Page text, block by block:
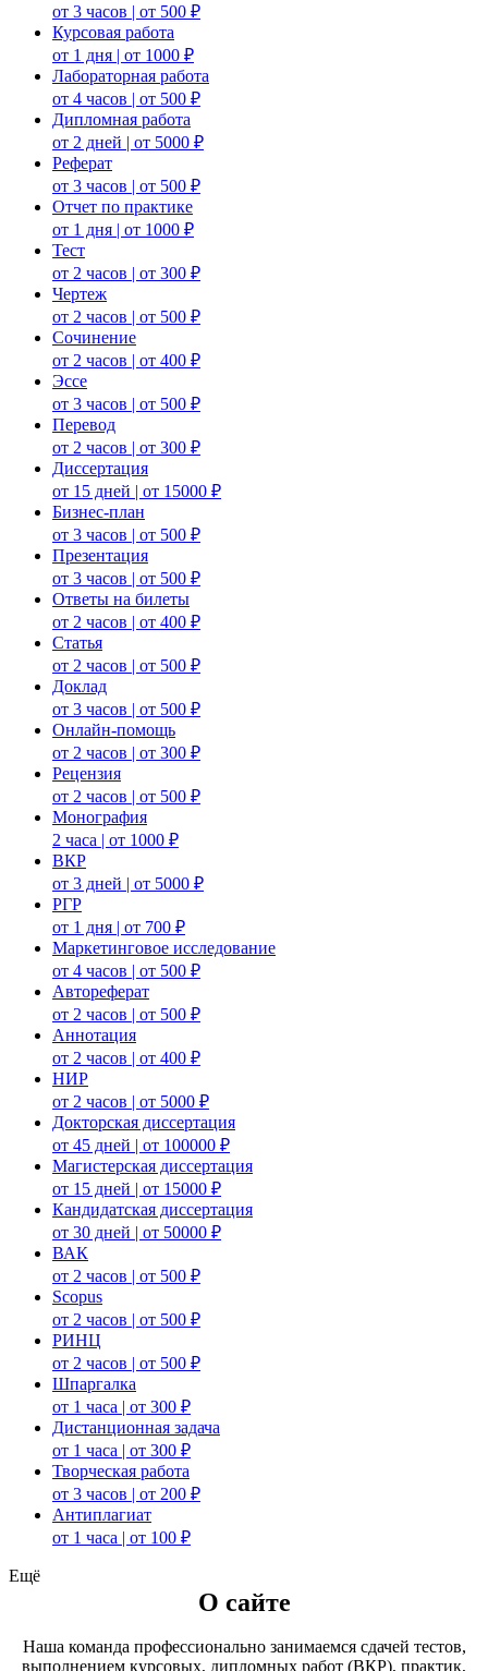
от 3 часов | от 500 ₽
Курсовая работа
от 1 дня | от 1000 ₽
Лабораторная работа
от 4 часов | от 500 ₽
Дипломная работа
от 2 дней | от 5000 ₽
Реферат
от 3 часов | от 500 ₽
Отчет по практике
от 1 дня | от 1000 ₽
Тест
от 2 часов | от 300 ₽
Чертеж
от 2 часов | от 500 ₽
Сочинение
от 2 часов | от 400 ₽
Эссе
от 3 часов | от 500 ₽
Перевод
от 2 часов | от 300 ₽
Диссертация
от 15 дней | от 15000 ₽
Бизнес-план
от 3 часов | от 500 ₽
Презентация
от 3 часов | от 500 ₽
Ответы на билеты
от 2 часов | от 400 ₽
Статья
от 2 часов | от 500 ₽
Доклад
от 3 часов | от 500 ₽
Онлайн-помощь
от 2 часов | от 300 ₽
Рецензия
от 2 часов | от 500 ₽
Монография
2 часа | от 1000 ₽
ВКР
от 3 дней | от 5000 ₽
РГР
от 1 дня | от 700 ₽
Маркетинговое исследование
от 4 часов | от 500 ₽
Автореферат
от 2 часов | от 500 ₽
Аннотация
от 2 часов | от 400 ₽
НИР
от 2 часов | от 5000 ₽
Докторская диссертация
от 45 дней | от 100000 ₽
Магистерская диссертация
от 15 дней | от 15000 ₽
Кандидатская диссертация
от 30 дней | от 50000 ₽
ВАК
от 2 часов | от 500 ₽
Scopus
от 2 часов | от 500 ₽
РИНЦ
от 2 часов | от 500 ₽
Шпаргалка
от 1 часа | от 300 ₽
Дистанционная задача
от 1 часа | от 300 ₽
Творческая работа
от 3 часов | от 200 ₽
Антиплагиат
от 1 часа | от 100 ₽
Ещё
О сайте
Наша команда профессионально занимаемся сдачей тестов,
выполнением курсовых, дипломных работ (ВКР), практик,